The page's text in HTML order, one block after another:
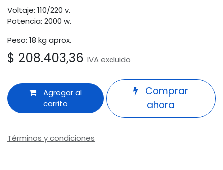
Voltaje: 110/220 v.
Potencia: 2000 w.
Peso: 18 kg aprox.
$ 208.403,36 IVA excluido
Agregar al
carrito
Comprar
ahora
Términos y condiciones